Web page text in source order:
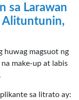
sa Larawan
Alituntunin,
huwag magsuot ng
make-up at labis
sa litrato ay: